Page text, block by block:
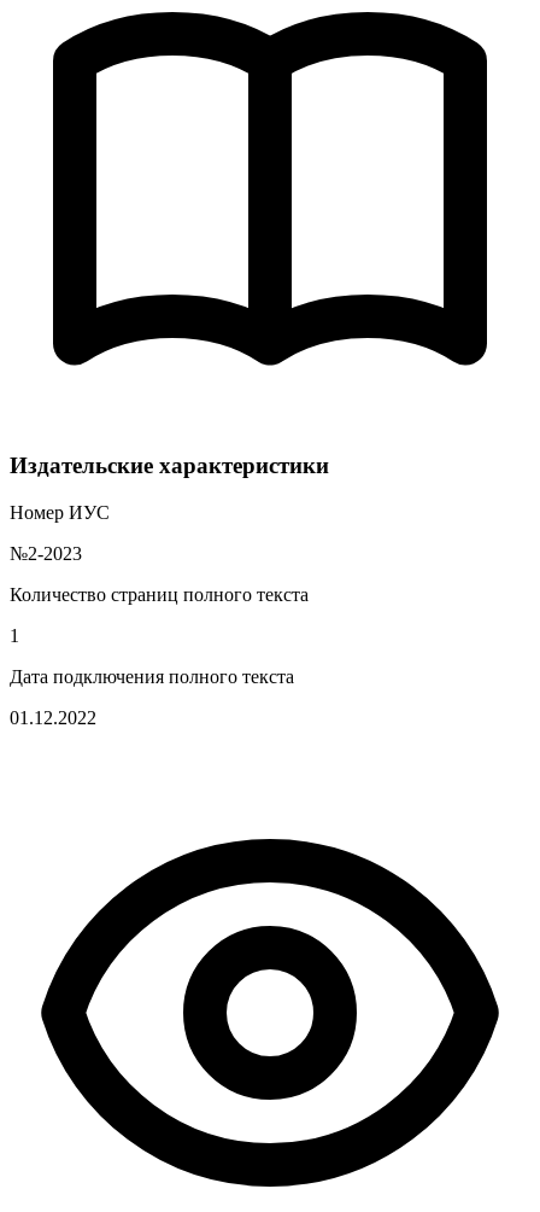
Издательские характеристики
Номер ИУС
№2-2023
Количество страниц полного текста
1
Дата подключения полного текста
01.12.2022